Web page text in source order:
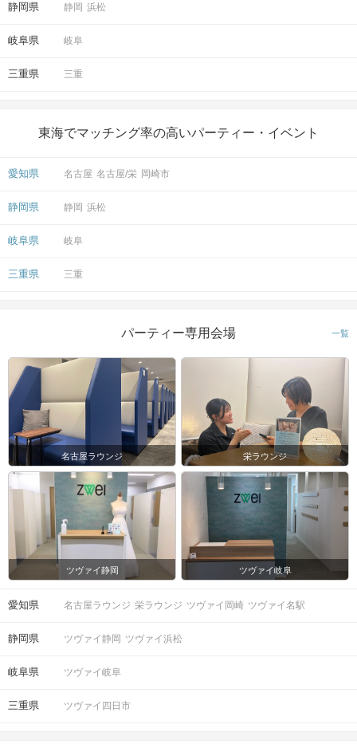
静岡県 静岡 浜松
岐阜県 岐阜
三重県 三重
東海でマッチング率の高いパーティー・イベント
愛知県 名古屋 名古屋/栄 岡崎市
静岡県 静岡 浜松
岐阜県 岐阜
三重県 三重
パーティー専用会場 一覧
名古屋ラウンジ 栄ラウンジ
ツヴァイ静岡 ツヴァイ岐阜
愛知県 名古屋ラウンジ 栄ラウンジ ツヴァイ岡崎 ツヴァイ名駅
静岡県 ツヴァイ静岡 ツヴァイ浜松
岐阜県 ツヴァイ岐阜
三重県 ツヴァイ四日市